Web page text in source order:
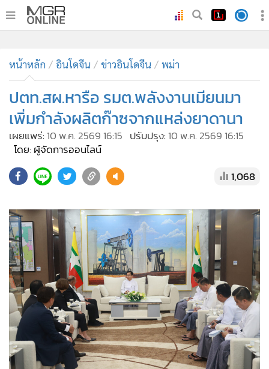
• ทันเหตุการณ์
• ภาคใต้
• ภูมิภาค
• Online Section
• บันเทิง
ผู้จัดการรายวัน
• คอลัมนิสต์
• CbizReview
• Cyber BIZ
• ผู้จัดกวน
• Good health & Well-being
• Green Innovation & SD
• Management & HR
• MGR Live
• Infographic
•
การเมือง
หน้าหลัก อินโดจีน ข่าวอินโดจีน พม่า
ปตท.สผ.หารือ รมต.พลังงานเมียนมา
เพิ่มกำลังผลิตก๊าซจากแหล่งยาดานา
โดย: ผู้จัดการออนไลน์
1,068